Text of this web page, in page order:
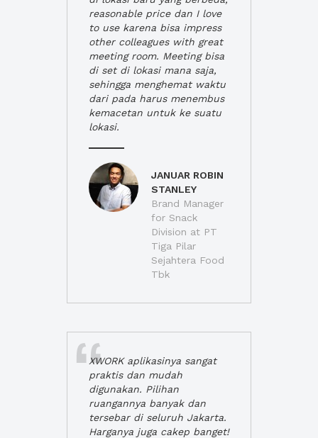
reasonable price dan I love
to use karena bisa impress
other colleagues with great
meeting room. Meeting bisa
di set di lokasi mana saja,
sehingga menghemat waktu
dari pada harus menembus
kemacetan untuk ke suatu
lokasi.
JANUAR ROBIN
STANLEY
Brand Manager
for Snack
Division at PT
Tiga Pilar
Sejahtera Food
Tbk
XWORK aplikasinya sangat
praktis dan mudah
digunakan. Pilihan
ruangannya banyak dan
tersebar di seluruh Jakarta.
Harganya juga cakep banget!